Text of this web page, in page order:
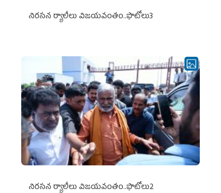
నిర‌స‌న ర్యాలీలు విజ‌య‌వంతం..ఫొటోలు3
నిర‌స‌న ర్యాలీలు విజ‌య‌వంతం..ఫొటోలు2